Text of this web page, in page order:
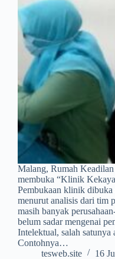
Malang, Rumah
membuka “Klinik
Pembukaan klinik dibuka
menurut analisis dari tim
masih banyak
belum sadar mengenai
Intelektual, salah satunya
Contohnya…
tesweb.site
16